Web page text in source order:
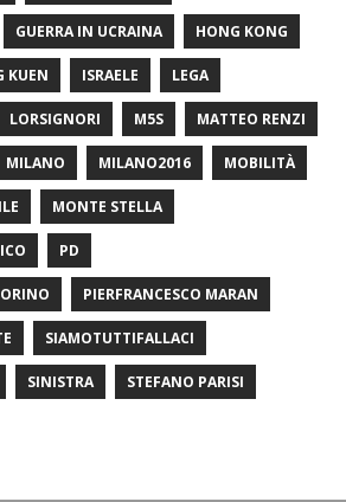
GUERRA IN UCRAINA HONG KONG
KUEN ISRAELE LEGA
LORSIGNORI M5S MATTEO RENZI
MILANO MILANO2016 MOBILITÀ
MONTE STELLA
PD
PIERFRANCESCO MARAN
SIAMOTUTTIFALLACI
SINISTRA STEFANO PARISI